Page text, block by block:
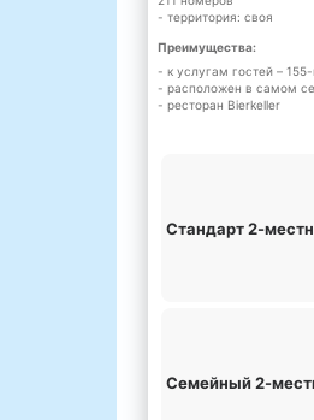
- территория: своя
Преимущества:
- к услугам гостей –
- расположен в самом
- ресторан Bierkeller
Стандарт 2-
Семейный 2-